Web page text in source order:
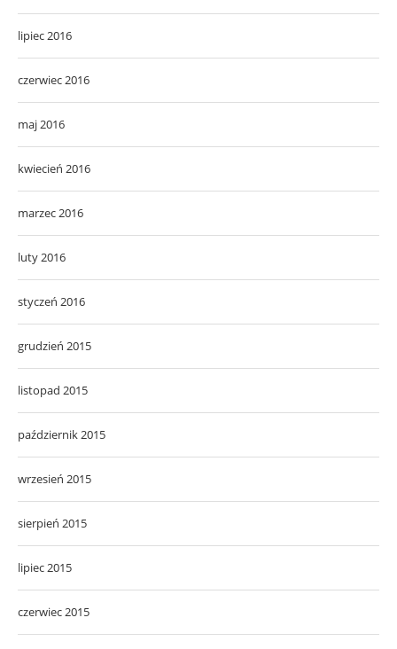
lipiec 2016
czerwiec 2016
maj 2016
kwiecień 2016
marzec 2016
luty 2016
styczeń 2016
grudzień 2015
listopad 2015
październik 2015
wrzesień 2015
sierpień 2015
lipiec 2015
czerwiec 2015